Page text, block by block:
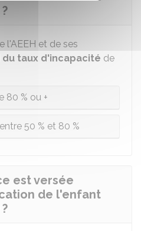
l'AEEH et de ses
taux d'incapacité de
80 % ou +
50 % et 80 %
est versée
de l'enfant